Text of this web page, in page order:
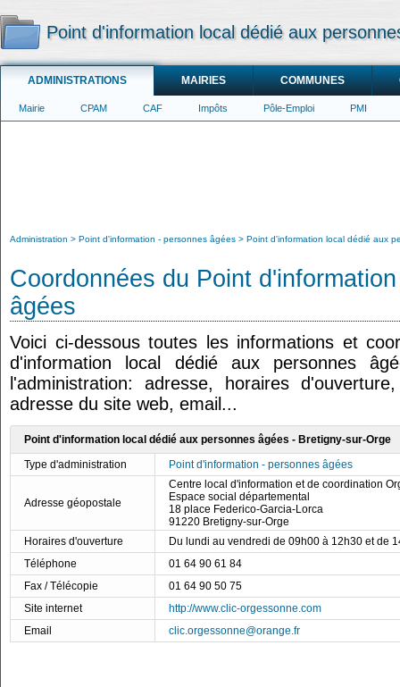
Point d'information local dédié aux
ADMINISTRATIONS MAIRIES COMMUNES
Mairie CPAM CAF Impôts Pôle-Emploi PMI
Administration Point d'information - personnes âgées Point d'information local dédié aux
Coordonnées du Point
âgées
Voici ci-dessous toutes les informations et
d'information local dédié aux personnes
l'administration: adresse, horaires
adresse du site web, email...
Point d'information local dédié aux personnes âgées - Bretigny-sur-Orge
Type d'administration
Point d'information - personnes âgées
Adresse géopostale
Centre local d'information et de coordination
Espace social départemental
18 place Federico-Garcia-Lorca
91220 Bretigny-sur-Orge
Horaires d'ouverture
Du lundi au vendredi de 09h00 à 12h30 et de
Téléphone
01 64 90 61 84
Fax / Télécopie
01 64 90 50 75
Site internet
http://www.clic-orgessonne.com
Email
clic.orgessonne@orange.fr